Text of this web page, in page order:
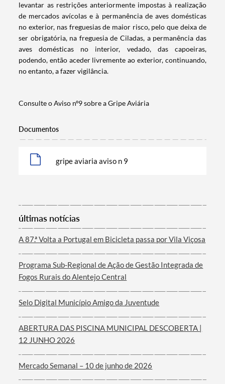
Categorias gerais
levantar as restrições anteriormente impostas à realização
de mercados avícolas e à permanência de aves domésticas
no exterior, nas freguesias de maior risco, pelo que deixa de
ser obrigatória, na freguesia de Ciladas, a permanência das
aves domésticas no interior, vedado, das capoeiras,
podendo, então aceder livremente ao exterior, continuando,
no entanto, a fazer vigilância.
Consulte o Aviso nº9 sobre a Gripe Aviária
Documentos
gripe aviaria aviso n 9
últimas notícias
A 87.ª Volta a Portugal em Bicicleta passa por Vila Viçosa
Programa Sub-Regional de Ação de Gestão Integrada de
Fogos Rurais do Alentejo Central
Selo Digital Município Amigo da Juventude
ABERTURA DAS PISCINA MUNICIPAL DESCOBERTA |
12 JUNHO 2026
Mercado Semanal – 10 de junho de 2026